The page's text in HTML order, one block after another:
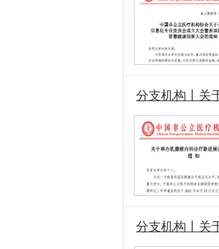
分支机构丨关
分支机构丨关